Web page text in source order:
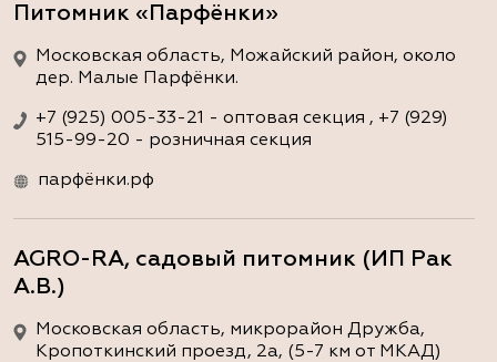
Питомник «Парфёнки»
Московская область, Можайский район, около
дер. Малые Парфёнки.
+7 (925) 005-33-21 - оптовая секция , +7 (929)
515-99-20 - розничная секция
парфёнки.рф
AGRO-RA, садовый питомник (ИП Рак
А.В.)
Московская область, микрорайон Дружба,
Кропоткинский проезд, 2а, (5-7 км от МКАД)